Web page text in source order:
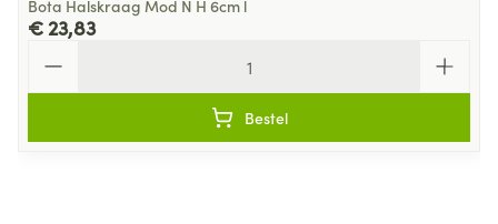
Bota Halskraag Mod N H 6cm l
€ 23,83
Bestel